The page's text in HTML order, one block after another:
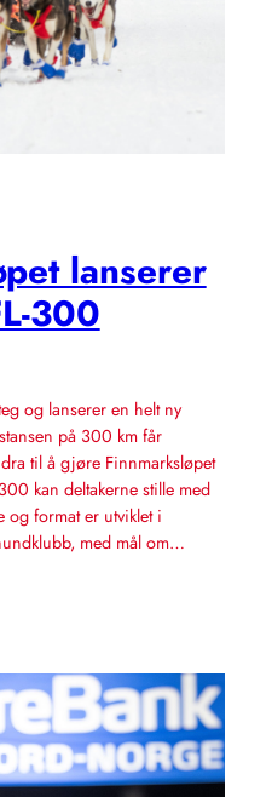
lanserer
300
og lanserer en helt ny
på 300 km får
til å gjøre Finnmarksløpet
kan deltakerne stille med
og format er utviklet i
med mål om…